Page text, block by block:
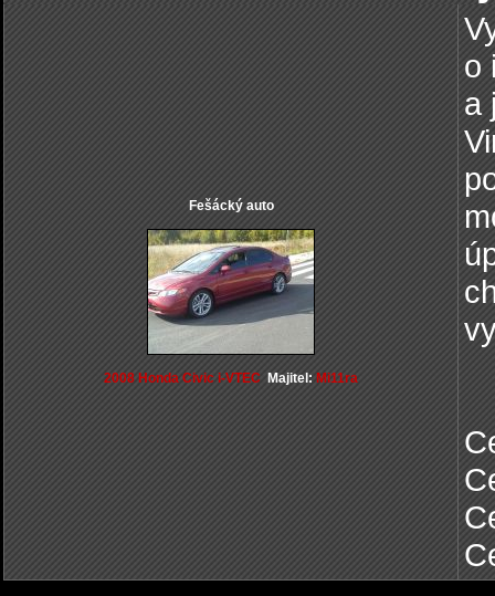
Fešácký auto
2008 Honda Civic i-VTEC Majitel: Mi11ra
o
a